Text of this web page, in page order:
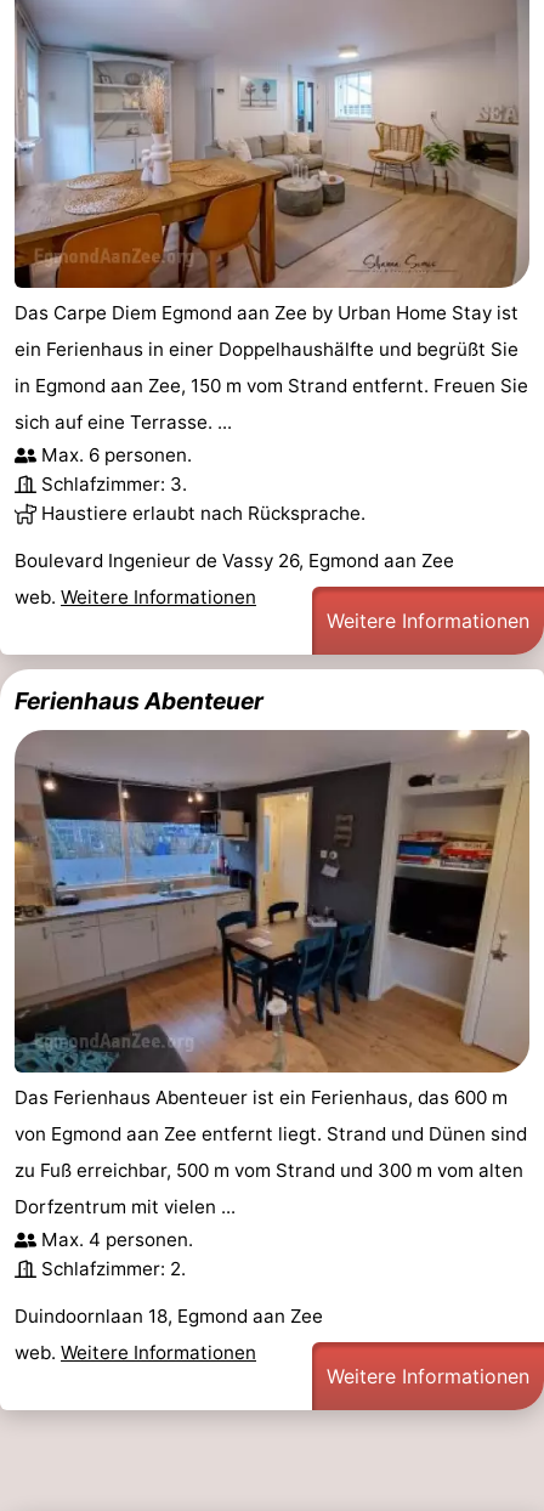
Das Carpe Diem Egmond aan Zee by Urban Home Stay ist
ein Ferienhaus in einer Doppelhaushälfte und begrüßt Sie
in Egmond aan Zee, 150 m vom Strand entfernt. Freuen Sie
sich auf eine Terrasse. ...
Max. 6 personen.
Schlafzimmer: 3.
Haustiere erlaubt nach Rücksprache.
Boulevard Ingenieur de Vassy 26, Egmond aan Zee
web. Weitere Informationen
Weitere Informationen
Ferienhaus Abenteuer
Das Ferienhaus Abenteuer ist ein Ferienhaus, das 600 m
von Egmond aan Zee entfernt liegt. Strand und Dünen sind
zu Fuß erreichbar, 500 m vom Strand und 300 m vom alten
Dorfzentrum mit vielen ...
Max. 4 personen.
Schlafzimmer: 2.
Duindoornlaan 18, Egmond aan Zee
web. Weitere Informationen
Weitere Informationen